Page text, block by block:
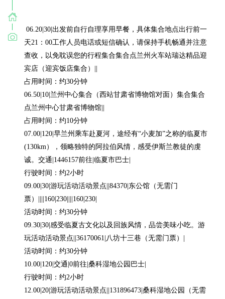
06.20|30|出发前自行自理享用早餐，具体集合地点出行前一
天21：00工作人员电话或短信确认，请保持手机畅通并注意
查收，以免耽误您的行程集合集合点兰州火车站瑞达精品迎
宾店（迎宾饭店集合）||
占用时间：约30分钟
06.50|10|兰州中心集合（西站甘肃省博物馆对面）集合集合
点兰州中心甘肃省博物馆||
占用时间：约10分钟
07.00|120|早兰州乘车赴夏河，途经有“小麦加”之称的临夏市
(130km），领略独特的阿拉伯风情，感受伊斯兰教徒的虔
诚。交通|1446157前往|临夏市巴士|
行驶时间：约2小时
09.00|30|游玩活动活动景点||84370|东公馆（无需门
票）||||160|230||||160|230|
活动时间：约30分钟
09.30|30|感受临夏古文化以及回族风情，品尝美味小吃。游
玩活动活动景点||36170061|八坊十三巷（无需门票）|
活动时间：约30分钟
10.00|120|交通|0前往|桑科湿地公园巴士|
行驶时间：约2小时
12.00|20|游玩活动活动景点||131896473|桑科湿地公园（无需